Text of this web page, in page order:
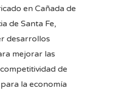
en Cañada de
de Santa Fe,
desarrollos
mejorar las
de
la economía